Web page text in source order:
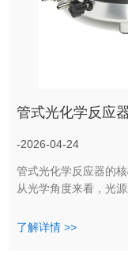
-2026-04-24
管式光化学反应器的
从光学角度来看，光
了解详情 >>